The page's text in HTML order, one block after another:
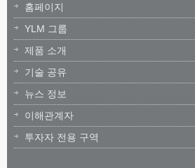
홈페이지
YLM 그룹
제품 소개
기술 공유
뉴스 정보
이해관계자
투자자 전용 구역